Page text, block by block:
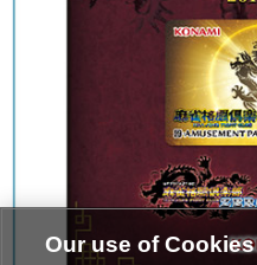
Our use of Cookies